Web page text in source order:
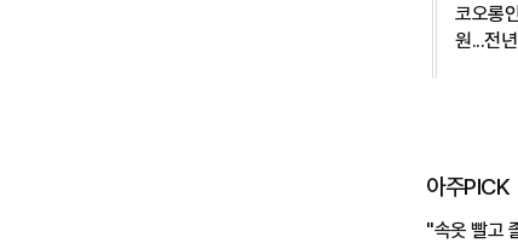
코오롱
원...전
아주PICK
"속옷 빨고